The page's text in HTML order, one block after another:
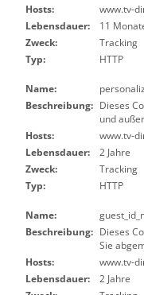
Hosts:
www.tv-
Lebensdauer:
11
Zweck:
Tracking
Typ:
HTTP
Name:
Beschreibung: Dieses
und
Hosts:
www.tv-
Lebensdauer:
2 Jahre
Zweck:
Tracking
Typ:
HTTP
Name:
Beschreibung: Dieses
Sie
Hosts:
www.tv-
Lebensdauer:
2 Jahre